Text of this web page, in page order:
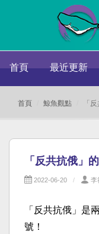
首頁 最近更新
首頁 鯨魚觀點 「
「反共抗俄」
2022-06-20 李
「反共抗俄」是
號！